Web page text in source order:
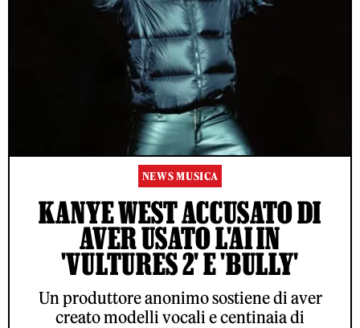
NEWS MUSICA
KANYE WEST ACCUSATO DI
AVER USATO L'AI IN
'VULTURES 2' E 'BULLY'
Un produttore anonimo sostiene di aver
creato modelli vocali e centinaia di